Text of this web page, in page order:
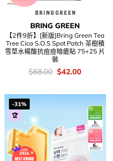
BRING GREEN
【2件9折】[新版]Bring Green Tea
Tree Cica S.O.S Spot Patch 茶樹積
雪草水楊酸抗痘痘暗瘡貼 75+25 片
裝
價
錢：
$68.00 Original
price
$68.00.
$42.00Current
$42.00.
-31%
🏆